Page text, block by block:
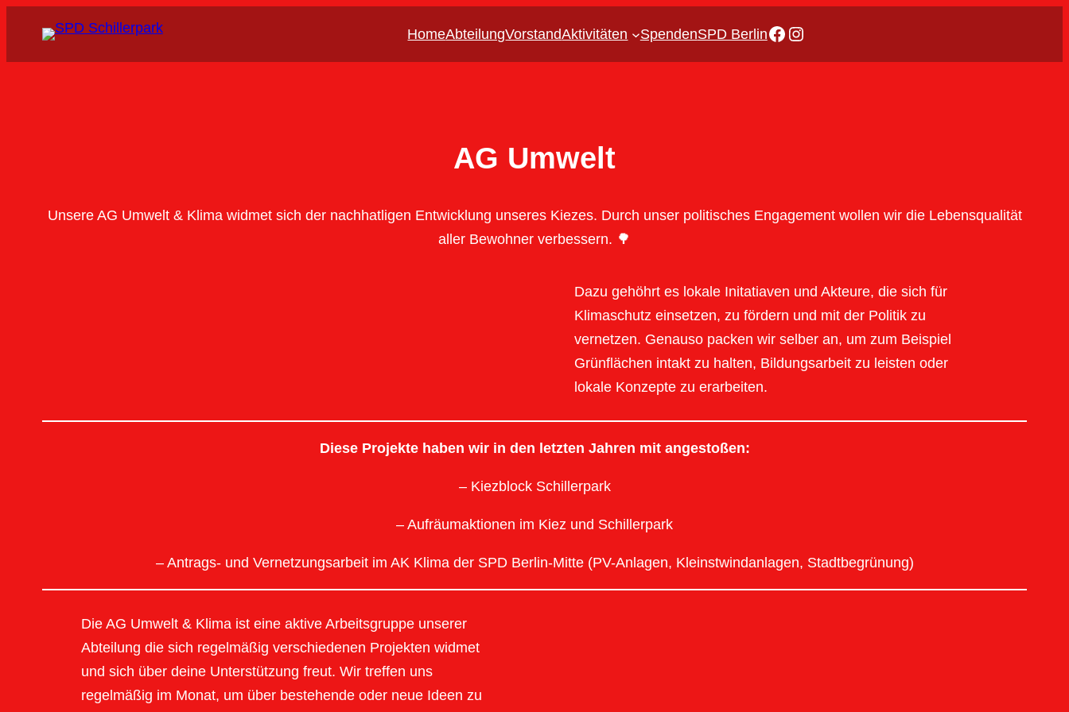
HomeAbteilungVorstandAktivitäten SpendenSPD Berlinhttps://www.facebook.com/spd.schillerpark/?locale=de_DE
https://www.instagram.com/
AG Umwelt
Unsere AG Umwelt & Klima widmet sich der nachhatligen Entwicklung unseres Kiezes. Durch unser politisches Engagement wollen wir die Lebensqualität
aller Bewohner verbessern. 🌳
Dazu gehöhrt es lokale Initatiaven und Akteure, die sich für
Klimaschutz einsetzen, zu fördern und mit der Politik zu
vernetzen. Genauso packen wir selber an, um zum Beispiel
Grünflächen intakt zu halten, Bildungsarbeit zu leisten oder
lokale Konzepte zu erarbeiten.
Diese Projekte haben wir in den letzten Jahren mit angestoßen:
– Kiezblock Schillerpark
– Aufräumaktionen im Kiez und Schillerpark
– Antrags- und Vernetzungsarbeit im AK Klima der SPD Berlin-Mitte (PV-Anlagen, Kleinstwindanlagen, Stadtbegrünung)
Die AG Umwelt & Klima ist eine aktive Arbeitsgruppe unserer
Abteilung die sich regelmäßig verschiedenen Projekten widmet
und sich über deine Unterstützung freut. Wir treffen uns
regelmäßig im Monat, um über bestehende oder neue Ideen zu